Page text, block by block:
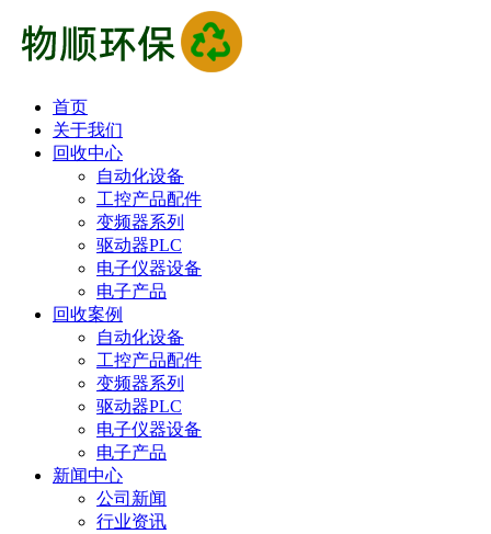
首页
关于我们
回收中心
自动化设备
工控产品配件
变频器系列
驱动器PLC
电子仪器设备
电子产品
回收案例
自动化设备
工控产品配件
变频器系列
驱动器PLC
电子仪器设备
电子产品
新闻中心
公司新闻
行业资讯